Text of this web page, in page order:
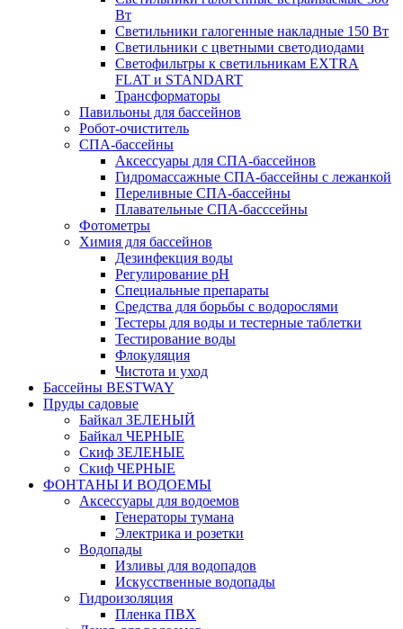
Вт
Светильники галогенные накладные 150 Вт
Светильники с цветными светодиодами
Светофильтры к светильникам EXTRA
FLAT и STANDART
Трансформаторы
Павильоны для бассейнов
Робот-очиститель
СПА-бассейны
Аксессуары для СПА-бассейнов
Гидромассажные СПА-бассейны с лежанкой
Переливные СПА-бассейны
Плавательные СПА-басссейны
Фотометры
Химия для бассейнов
Дезинфекция воды
Регулирование pH
Специальные препараты
Средства для борьбы с водорослями
Тестеры для воды и тестерные таблетки
Тестирование воды
Флокуляция
Чистота и уход
Бассейны BESTWAY
Пруды садовые
Байкал ЗЕЛЕНЫЙ
Байкал ЧЕРНЫЕ
Скиф ЗЕЛЕНЫЕ
Скиф ЧЕРНЫЕ
ФОНТАНЫ И ВОДОЕМЫ
Аксессуары для водоемов
Генераторы тумана
Электрика и розетки
Водопады
Изливы для водопадов
Искусственные водопады
Гидроизоляция
Пленка ПВХ